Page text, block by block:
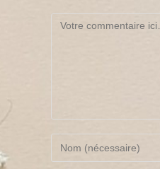
Comment
Enter